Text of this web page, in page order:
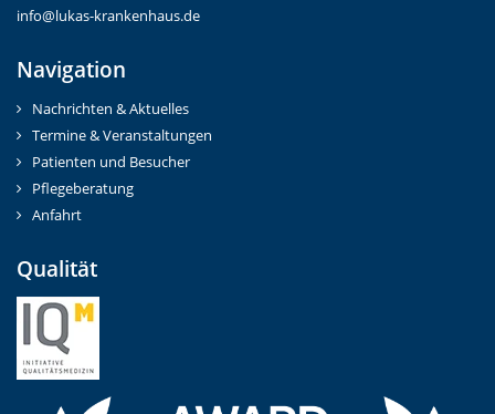
info@lukas-krankenhaus.de
Navigation
Nachrichten & Aktuelles
Termine & Veranstaltungen
Patienten und Besucher
Pflegeberatung
Anfahrt
Qualität